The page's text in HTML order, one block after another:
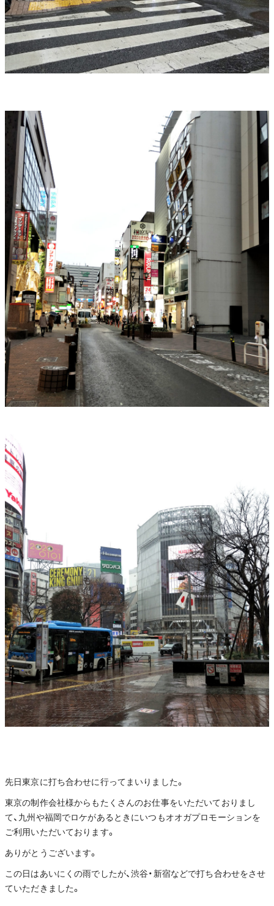
先日東京に打ち合わせに行ってまいりました。
東京の制作会社様からもたくさんのお仕事をいただいておりまし
て、九州や福岡でロケがあるときにいつもオオガプロモーションを
ご利用いただいております。
ありがとうございます。
この日はあいにくの雨でしたが、渋谷・新宿などで打ち合わせをさせ
ていただきました。